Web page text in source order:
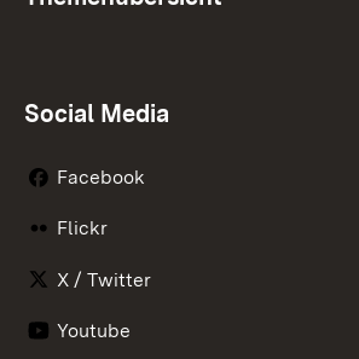
Social Media
Facebook
Flickr
X / Twitter
Youtube